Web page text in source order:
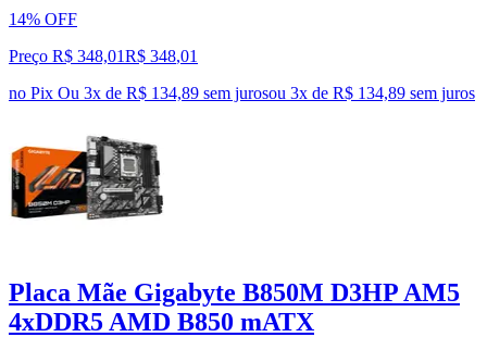
14% OFF
Preço R$ 348,01R$ 348,01
no Pix Ou 3x de R$ 134,89 sem jurosou 3x de R$ 134,89 sem juros
Placa Mãe Gigabyte B850M D3HP AM5
4xDDR5 AMD B850 mATX